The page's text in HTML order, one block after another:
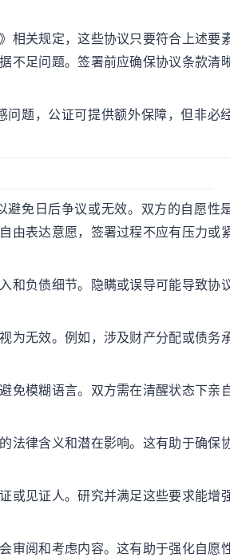
关规定，这些协议只要符合上述要素
不足问题。签署前应确保协议条款清
题，公证可提供额外保障，但非必
免日后争议或无效。双方的自愿性
由表达意愿，签署过程不应有压力或
和负债细节。隐瞒或误导可能导致协
为无效。例如，涉及财产分配或债务
免模糊语言。双方需在清醒状态下亲
法律含义和潜在影响。这有助于确保
或见证人。研究并满足这些要求能增
审阅和考虑内容。这有助于强化自愿